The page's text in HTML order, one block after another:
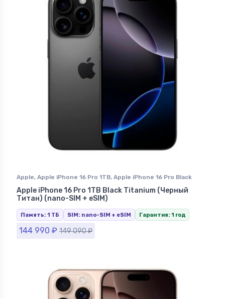
Apple, Apple iPhone 16 Pro 1TB, Apple iPhone 16 Pro Black
Titanium (Черный Титан), iPhone 16 Pro ,
iPhone в
Ставрополе
Apple iPhone 16 Pro 1TB Black Titanium (Черный
Титан) (nano-SIM + eSIM)
Память: 1 ТБ SIM: nano-SIM + eSIM Гарантия: 1 год
144 990 ₽ 149 090₽